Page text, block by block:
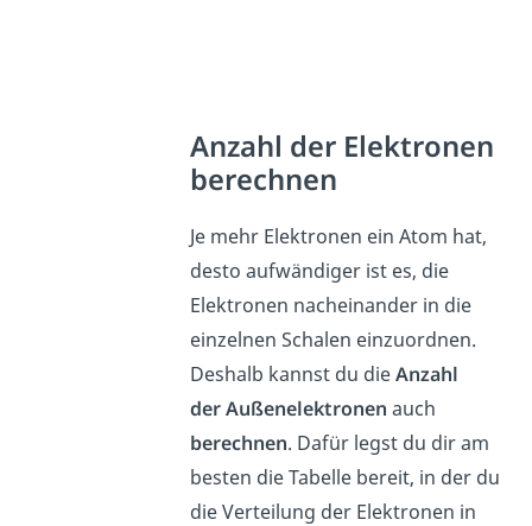
Anzahl der Elektronen
berechnen
Je mehr Elektronen ein Atom hat,
desto aufwändiger ist es, die
Elektronen nacheinander in die
einzelnen Schalen einzuordnen.
Deshalb kannst du dieAnzahl
der Außenelektronen auch
berechnen. Dafür legst du dir am
besten die Tabelle bereit, in der du
die Verteilung der Elektronen in